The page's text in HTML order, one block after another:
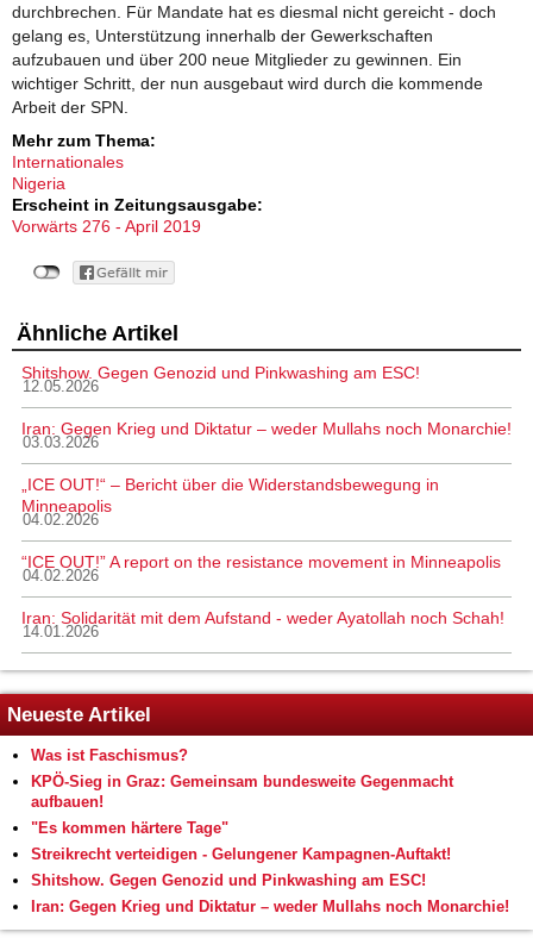
durchbrechen. Für Mandate hat es diesmal nicht gereicht - doch
gelang es, Unterstützung innerhalb der Gewerkschaften
aufzubauen und über 200 neue Mitglieder zu gewinnen. Ein
wichtiger Schritt, der nun ausgebaut wird durch die kommende
Arbeit der SPN.
Mehr zum Thema:
Internationales
Nigeria
Erscheint in Zeitungsausgabe:
Vorwärts 276 - April 2019
Ähnliche Artikel
Shitshow. Gegen Genozid und Pinkwashing am ESC!
12.05.2026
Iran: Gegen Krieg und Diktatur – weder Mullahs noch Monarchie!
03.03.2026
„ICE OUT!“ – Bericht über die Widerstandsbewegung in
Minneapolis
04.02.2026
“ICE OUT!” A report on the resistance movement in Minneapolis
04.02.2026
Iran: Solidarität mit dem Aufstand - weder Ayatollah noch Schah!
14.01.2026
Neueste Artikel
Was ist Faschismus?
KPÖ-Sieg in Graz: Gemeinsam bundesweite Gegenmacht
aufbauen!
"Es kommen härtere Tage"
Streikrecht verteidigen - Gelungener Kampagnen-Auftakt!
Shitshow. Gegen Genozid und Pinkwashing am ESC!
Iran: Gegen Krieg und Diktatur – weder Mullahs noch Monarchie!